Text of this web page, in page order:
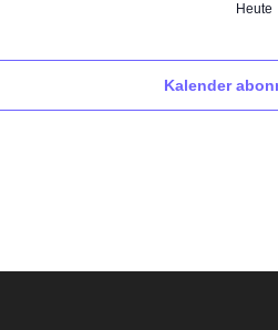
Heute
Kalender